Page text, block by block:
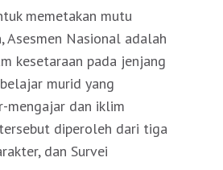
memetakan mutu
Asesmen Nasional adalah
kesetaraan pada jenjang
murid yang
mengajar dan iklim
diperoleh dari tiga
dan Survei